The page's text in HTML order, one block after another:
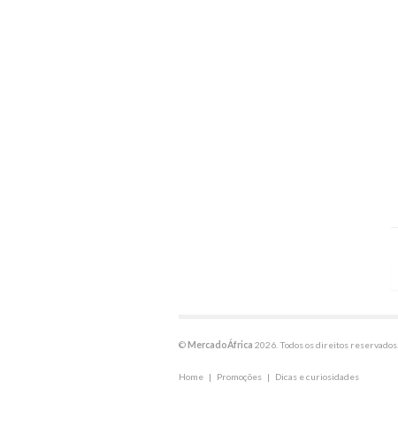
©MercadoÁfrica 2026. Todos os direitos reservados.
Home | Promoções | Dicas e curiosidades